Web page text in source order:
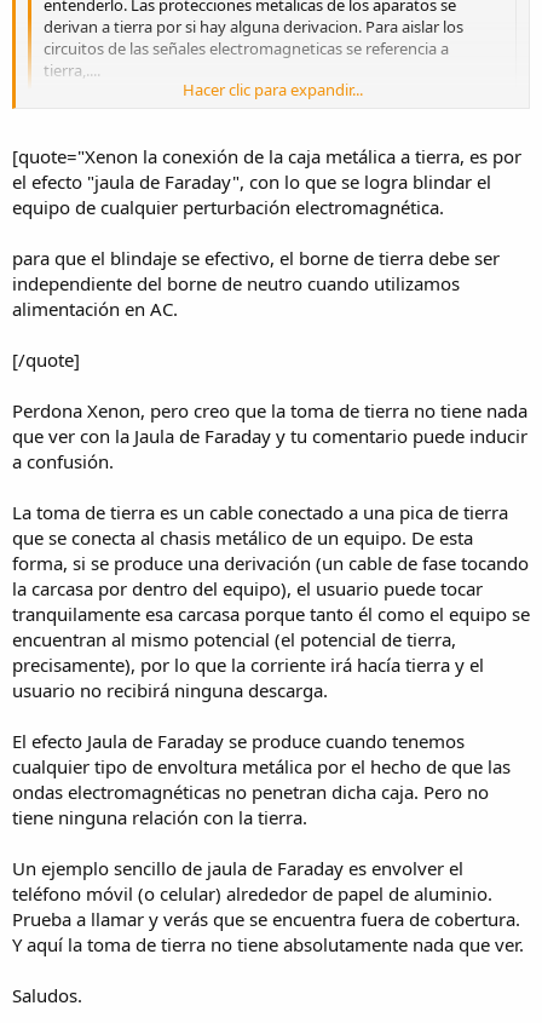
derivan a tierra por si hay alguna derivacion. Para aislar los
circuitos de las señales electromagneticas se referencia a
tierra,....
Faraday", con lo que se logra blindar el equipo de cualquier
perturbación electromagnética.
para que el blindaje se efectivo, el borne de tierra debe ser
en AC.
saludos, 8)
Hacer clic para expandir...
[quote="Xenon la conexión de la caja metálica a tierra, es por
el efecto "jaula de Faraday", con lo que se logra blindar el
equipo de cualquier perturbación electromagnética.
para que el blindaje se efectivo, el borne de tierra debe ser
independiente del borne de neutro cuando utilizamos
alimentación en AC.
[/quote]
Perdona Xenon, pero creo que la toma de tierra no tiene nada
que ver con la Jaula de Faraday y tu comentario puede inducir
a confusión.
La toma de tierra es un cable conectado a una pica de tierra
que se conecta al chasis metálico de un equipo. De esta
forma, si se produce una derivación (un cable de fase tocando
la carcasa por dentro del equipo), el usuario puede tocar
tranquilamente esa carcasa porque tanto él como el equipo se
encuentran al mismo potencial (el potencial de tierra,
precisamente), por lo que la corriente irá hacía tierra y el
usuario no recibirá ninguna descarga.
El efecto Jaula de Faraday se produce cuando tenemos
cualquier tipo de envoltura metálica por el hecho de que las
ondas electromagnéticas no penetran dicha caja. Pero no
tiene ninguna relación con la tierra.
Un ejemplo sencillo de jaula de Faraday es envolver el
teléfono móvil (o celular) alrededor de papel de aluminio.
Prueba a llamar y verás que se encuentra fuera de cobertura.
Y aquí la toma de tierra no tiene absolutamente nada que ver.
Saludos.